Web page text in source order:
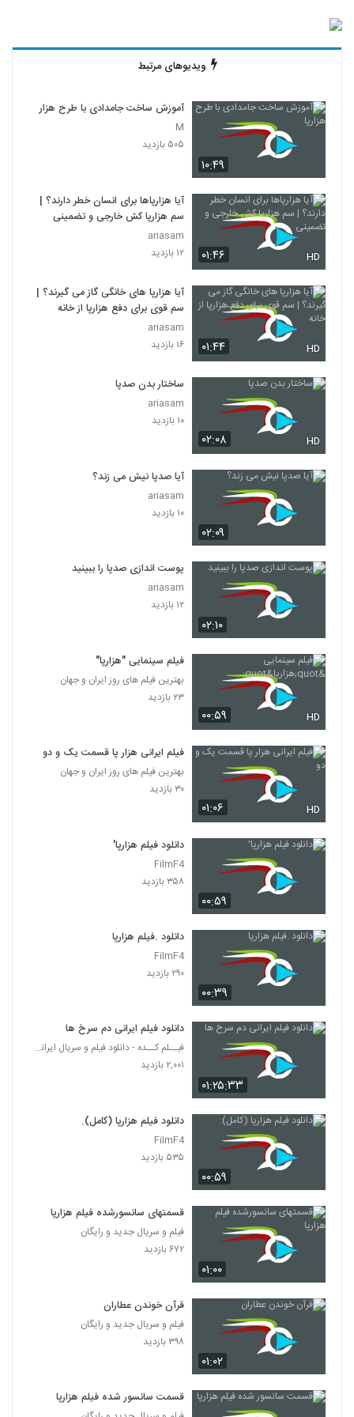
ویدیوهای مرتبط
۱۰:۴۹
آموزش ساخت جامدادی با طرح هزارپا
M
۵۰۵ بازدید
۰۱:۴۶ HD
آیا هزارپاها برای انسان خطر دارند؟ |
سم هزارپا کش خارجی و تضمینی
ariasam
۱۲ بازدید
۰۱:۴۴ HD
آیا هزارپا های خانگی گاز می گیرند؟ |
سم قوی برای دفع هزارپا از خانه
ariasam
۱۶ بازدید
۰۲:۰۸ HD
ساختار بدن صدپا
ariasam
۱۰ بازدید
۰۲:۰۹
آیا صدپا نیش می زند؟
ariasam
۱۰ بازدید
۰۲:۱۰
پوست اندازی صدپا را ببینید
ariasam
۱۲ بازدید
۰۰:۵۹ HD
فیلم سینمایی "هزارپا"
بهترین فیلم های روز ایران و جهان
۲۳ بازدید
۰۱:۰۶ HD
فیلم ایرانی هزار پا قسمت یک و دو
بهترین فیلم های روز ایران و جهان
۳۰ بازدید
۰۰:۵۹
دانلود فیلم هزارپا'
FilmF4
۳۵۸ بازدید
۰۰:۳۹
دانلود .فیلم هزارپا
FilmF4
۲۹۰ بازدید
۰۱:۲۵:۳۳
دانلود فیلم ایرانی دم سرخ ها
فیــلم کــده - دانلود فیلم و سریال ایرانی (رایگان)
۲,۰۰۱ بازدید
۰۰:۵۹
دانلود فیلم هزارپا (کامل).
FilmF4
۵۳۵ بازدید
۰۱:۰۰
قسمتهای سانسورشده فیلم هزارپا
فیلم و سریال جدید و رایگان
۶۷۲ بازدید
۰۱:۰۲
قرآن خوندن عطاران
فیلم و سریال جدید و رایگان
۳۹۸ بازدید
قسمت سانسور شده فیلم هزارپا